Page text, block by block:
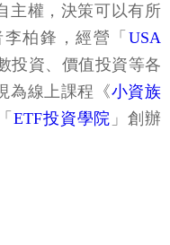
主權，決策可以有所
柏鋒，經營「 USA
投資、價值投資等各
為線上課程《小資族
ETF投資學院 」創辦